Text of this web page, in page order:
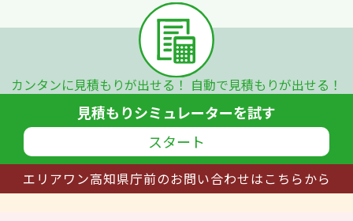
カンタンに見積もりが出せる！ 自動で見積もりが出せる！
見積もりシミュレーターを試す
スタート
エリアワン高知県庁前のお問い合わせはこちらから